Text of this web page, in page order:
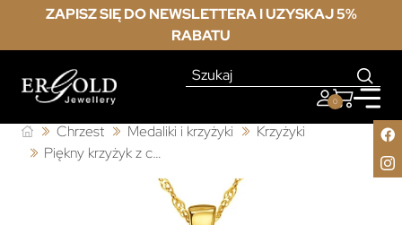
ZAPISZ SIĘ DO NEWSLETTERA I UZYSKAJ 5%
RABATU
0
Chrzest Medaliki i krzyżyki
Krzyżyki
Piękny krzyżyk z cyrkoniami